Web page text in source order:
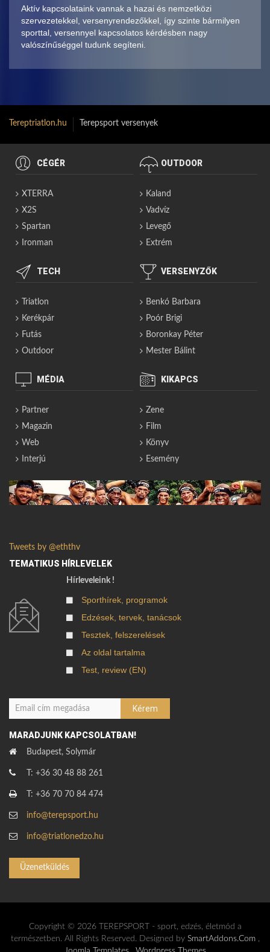
Aktív kapcsolataink vannak a hazai és nemzetközi
szervezetekkel, versenyrendezőkkel, így szinte bármilyen
sporttal, versennyel kapcsolatos kérdésben nagy
valószínűséggel tudunk segíteni.
Tereptriatlon.hu Terepsport versenyek
CÉGÉR
XTERRA
X2S
Spartan
Ironman
OUTDOOR
Kaland
Vadvíz
Levegő
Extrém
TECH
Triatlon
Kerékpár
Futás
Outdoor
VERSENYZŐK
Benkó Barbara
Poór Brigi
Boronkay Péter
Mester Bálint
MÉDIA
Partner
Magazin
Web
Interjú
KIKAPCS
Zene
Film
Könyv
Esemény
Tweets by @eththv
TEMATIKUS HÍRLEVELEK
Hírleveleink !
Sporthírek, programok
Edzések, tervek, tanácsok
Tesztek, felszerelések
Az oldal tartalma
Test, review (EN)
MARADJUNK KAPCSOLATBAN!
Budapest, Solymár
T: +36 30 48 88 261
T: +36 70 70 84 474
info@terepsport.hu
info@triatlonedzo.hu
Üzenetküldés
Copyright © 2026 TEREPSPORT - sport, edzés, életmód a
természetben. All Rights Reserved. Designed by SmartAddons.Com,